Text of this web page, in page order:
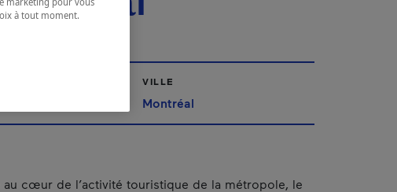
VILLE
Montréal
au cœur de l’activité touristique de la métropole, le
à tout moment.
fenêtre.